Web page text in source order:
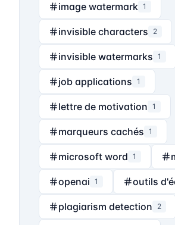
image watermark 1
invisible characters 2
invisible watermarks 1
job applications 1
lettre de motivation 1
marqueurs cachés 1
microsoft word 1
openai 1 outils
plagiarism detection 2